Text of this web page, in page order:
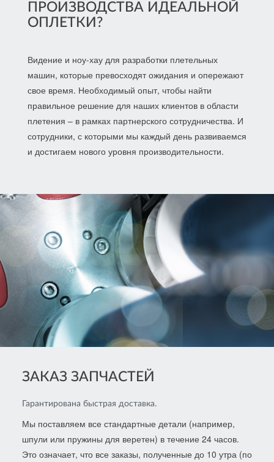
ПРОИЗВОДСТВА ИДЕАЛЬНОЙ
ОПЛЕТКИ?
Видение и ноу-хау для разработки плетельных
машин, которые превосходят ожидания и опережают
свое время. Необходимый опыт, чтобы найти
правильное решение для наших клиентов в области
плетения – в рамках партнерского сотрудничества. И
сотрудники, с которыми мы каждый день развиваемся
и достигаем нового уровня производительности.
ЗАКАЗ ЗАПЧАСТЕЙ
Гарантирована быстрая доставка.
Мы поставляем все стандартные детали (например,
шпули или пружины для веретен) в течение 24 часов.
Это означает, что все заказы, полученные до 10 утра (по